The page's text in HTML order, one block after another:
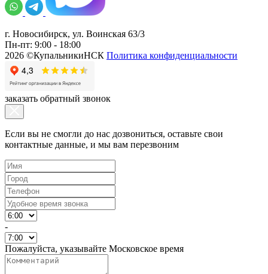
г. Новосибирск, ул. Воинская 63/3
Пн-пт: 9:00 - 18:00
2026 ©КупальникиНСК Политика конфиденциальности
заказать обратный звонок
Если вы не смогли до нас дозвониться, оставьте свои
контактные данные, и мы вам перезвоним
-
Пожалуйста, указывайте Московское время